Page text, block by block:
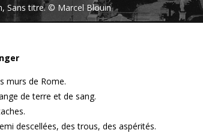
Sans titre. © Marcel Blouin
murs de Rome.
de terre et de sang.
descellées, des trous, des aspérités.